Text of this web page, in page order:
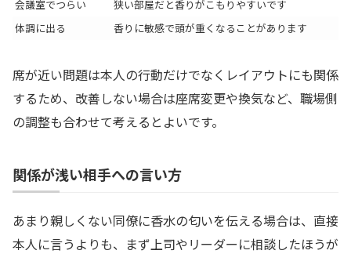
会議室でつらい
狭い部屋だと香りがこもりやすいです
体調に出る
香りに敏感で頭が重くなることがあります
席が近い問題は本人の行動だけでなくレイアウトにも関係
するため、改善しない場合は座席変更や換気など、職場側
の調整も合わせて考えるとよいです。
関係が浅い相手への言い方
あまり親しくない同僚に香水の匂いを伝える場合は、直接
本人に言うよりも、まず上司やリーダーに相談したほうが